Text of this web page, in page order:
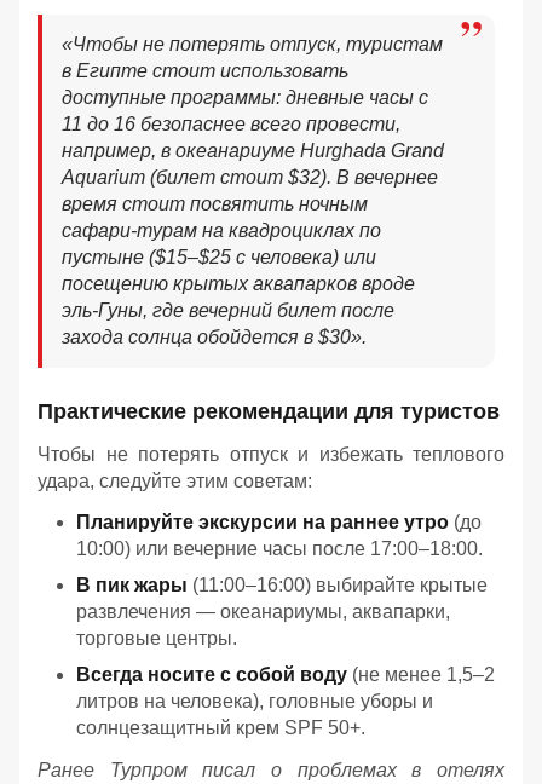
«Чтобы не потерять отпуск, туристам
в Египте стоит использовать
доступные программы: дневные часы с
11 до 16 безопаснее всего провести,
например, в океанариуме Hurghada Grand
Aquarium (билет стоит $32). В вечернее
время стоит посвятить ночным
сафари-турам на квадроциклах по
пустыне ($15–$25 с человека) или
посещению крытых аквапарков вроде
эль-Гуны, где вечерний билет после
захода солнца обойдется в $30».
Практические рекомендации для туристов
Чтобы не потерять отпуск и избежать теплового
удара, следуйте этим советам:
Планируйте экскурсии на раннее утро (до
10:00) или вечерние часы после 17:00–18:00.
В пик жары (11:00–16:00) выбирайте крытые
развлечения — океанариумы, аквапарки,
торговые центры.
Всегда носите с собой воду (не менее 1,5–2
литров на человека), головные уборы и
солнцезащитный крем SPF 50+.
Ранее Турпром писал о проблемах в отелях